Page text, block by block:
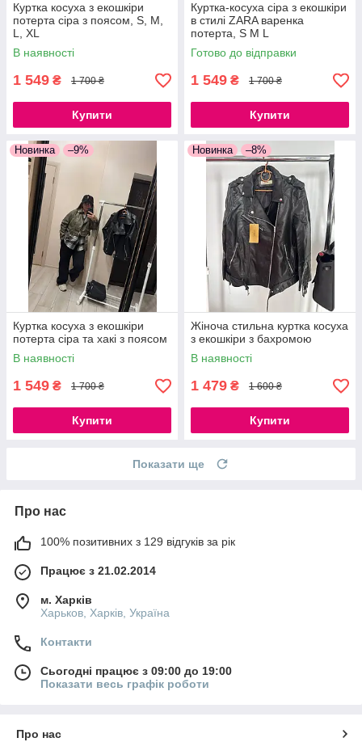
Куртка косуха з екошкіри
потерта сіра з поясом, S, M,
L, XL
В наявності
1 549 ₴ 1 700 ₴
Купити
Куртка-косуха сіра з екошкіри
в стилі ZARA варенка
потерта, S M L
Готово до відправки
1 549 ₴ 1 700 ₴
Купити
Новинка –9%
Куртка косуха з екошкіри
потерта сіра та хакі з поясом
В наявності
1 549 ₴ 1 700 ₴
Купити
Новинка –8%
Жіноча стильна куртка косуха
з екошкіри з бахромою
В наявності
1 479 ₴ 1 600 ₴
Купити
Показати ще
Про нас
100% позитивних з 129 відгуків за рік
Працює з 21.02.2014
м. Харків
Харьков, Харків, Україна
Контакти
Сьогодні працює з 09:00 до 19:00
Показати весь графік роботи
Про нас